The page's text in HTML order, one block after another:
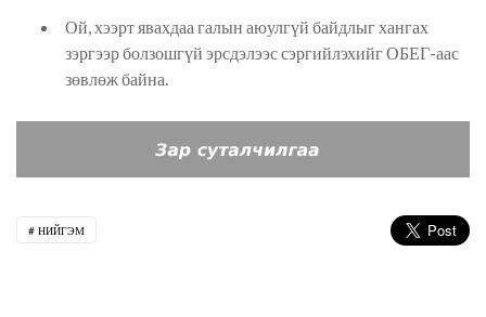
Ой, хээрт явахдаа галын аюулгүй байдлыг хангах
зэргээр болзошгүй эрсдэлээс сэргийлэхийг ОБЕГ-аас
зөвлөж байна.
НИЙГЭМ